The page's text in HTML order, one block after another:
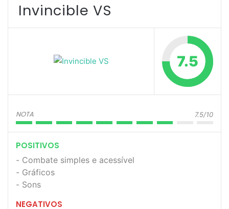
Invincible VS
7.5
NOTA 7.5/10
POSITIVOS
Combate simples e acessível
Gráficos
Sons
NEGATIVOS